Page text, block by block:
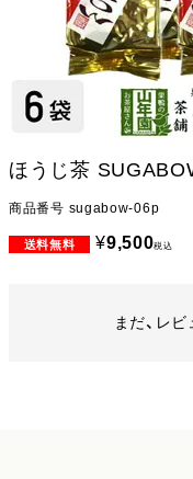
ほうじ茶
商品番号 sugabow-06p
¥9,500税込
まだ、レ